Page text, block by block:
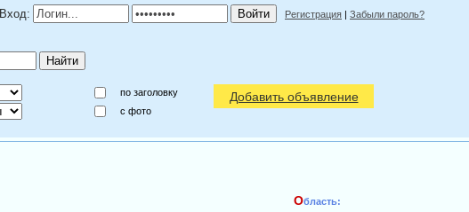
Вход: Регистрация | Забыли пароль?
по заголовку
c фото
Добавить объявление
Область: